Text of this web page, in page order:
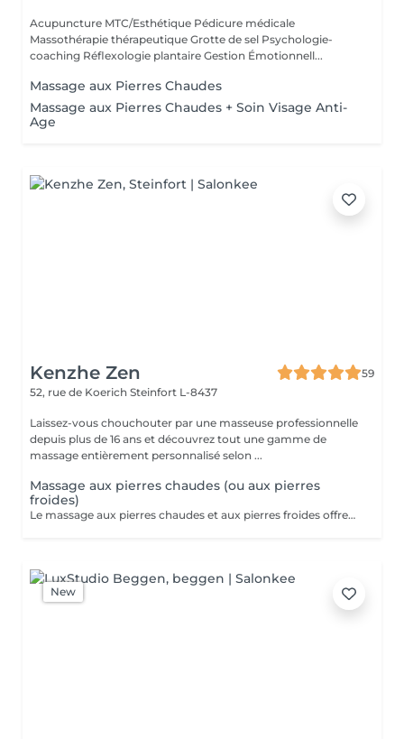
Acupuncture MTC/Esthétique Pédicure médicale
Massothérapie thérapeutique Grotte de sel Psychologie-
coaching Réflexologie plantaire Gestion Émotionnell...
Massage aux Pierres Chaudes
Massage aux Pierres Chaudes + Soin Visage Anti-
Age
Kenzhe Zen
59
52, rue de Koerich Steinfort L-8437
Laissez-vous chouchouter par une masseuse professionnelle
depuis plus de 16 ans et découvrez tout une gamme de
massage entièrement personnalisé selon ...
Massage aux pierres chaudes (ou aux pierres
froides)
Le massage aux pierres chaudes et aux pierres froides offrent des expériences differentes, chacune avec ses propres bienfaits. Le massage aux pierres chaudes est idéal pour la détente musculaire, la réduction du stress et l'amélioration de la circulation sanguine. Le massage aux pierres froides, quant à lui, est plus adapté pour soulager les inflammations, les douleurs aigues et pour une expérience revigorante, surtout pendant les périodes de chaleur.
New